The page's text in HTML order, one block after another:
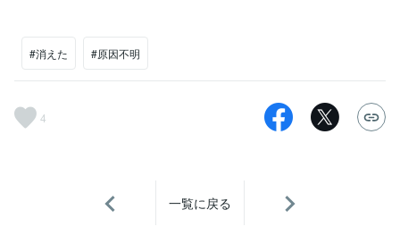
#消えた #原因不明
4
一覧に戻る